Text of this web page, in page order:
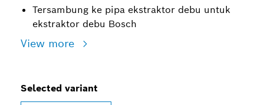
Tersambung ke pipa ekstraktor debu untuk
ekstraktor debu Bosch
View more
Selected variant